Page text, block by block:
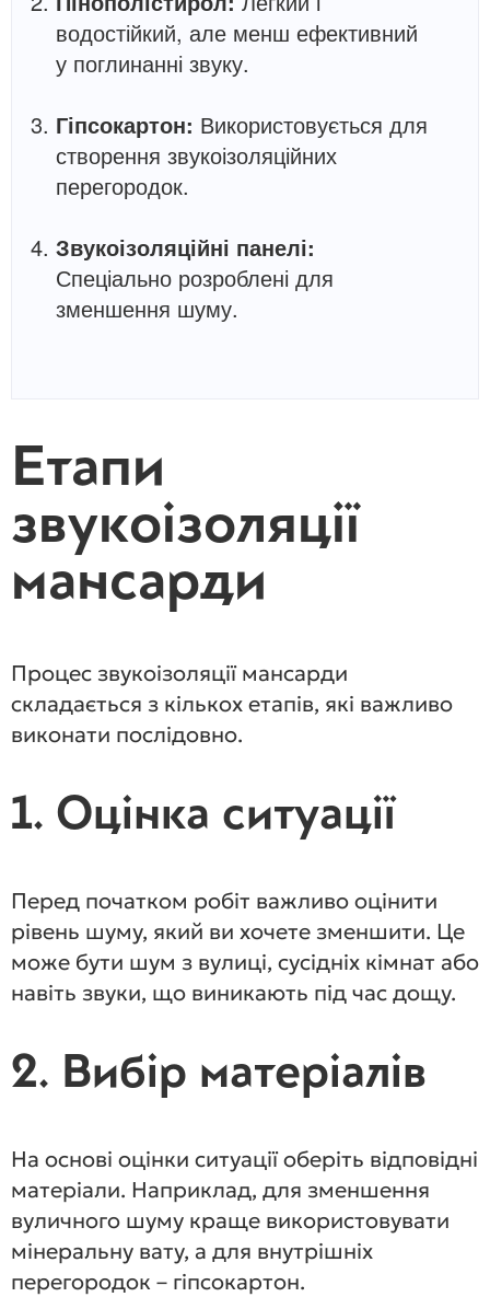
водостійкий, але менш ефективний
у поглинанні звуку.
Гіпсокартон: Використовується для
створення звукоізоляційних
перегородок.
Звукоізоляційні панелі:
Спеціально розроблені для
зменшення шуму.
Етапи
звукоізоляції
мансарди
Процес звукоізоляції мансарди
складається з кількох етапів, які важливо
виконати послідовно.
1. Оцінка ситуації
Перед початком робіт важливо оцінити
рівень шуму, який ви хочете зменшити. Це
може бути шум з вулиці, сусідніх кімнат або
навіть звуки, що виникають під час дощу.
2. Вибір матеріалів
На основі оцінки ситуації оберіть відповідні
матеріали. Наприклад, для зменшення
вуличного шуму краще використовувати
мінеральну вату, а для внутрішніх
перегородок – гіпсокартон.